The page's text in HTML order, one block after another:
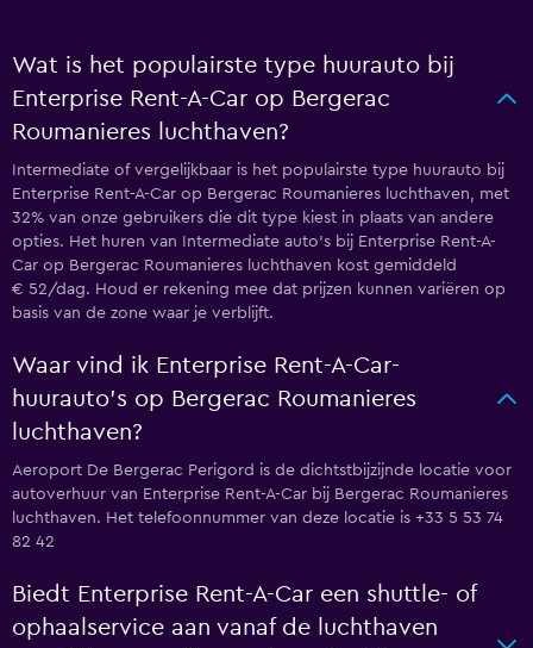
Wat is het populairste type huurauto bij
Enterprise Rent-A-Car op Bergerac
Roumanieres luchthaven?
Intermediate of vergelijkbaar is het populairste type huurauto bij
Enterprise Rent-A-Car op Bergerac Roumanieres luchthaven, met
32% van onze gebruikers die dit type kiest in plaats van andere
opties. Het huren van Intermediate auto's bij Enterprise Rent-A-
Car op Bergerac Roumanieres luchthaven kost gemiddeld
€ 52/dag. Houd er rekening mee dat prijzen kunnen variëren op
basis van de zone waar je verblijft.
Waar vind ik Enterprise Rent-A-Car-
huurauto's op Bergerac Roumanieres
luchthaven?
Aeroport De Bergerac Perigord is de dichtstbijzijnde locatie voor
autoverhuur van Enterprise Rent-A-Car bij Bergerac Roumanieres
luchthaven. Het telefoonnummer van deze locatie is +33 5 53 74
82 42
Biedt Enterprise Rent-A-Car een shuttle- of
ophaalservice aan vanaf de luchthaven